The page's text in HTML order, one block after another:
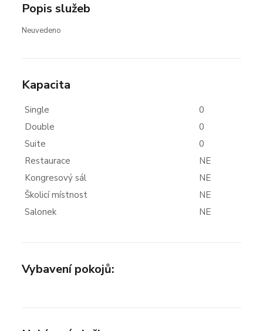
Popis služeb
Neuvedeno
Kapacita
Single
0
Double
0
Suite
0
Restaurace
NE
Kongresový sál
NE
Školicí místnost
NE
Salonek
NE
Vybavení pokojů: